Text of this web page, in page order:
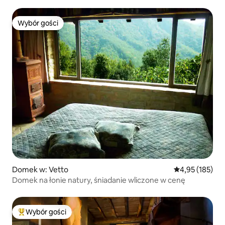
Wybór gości
Wybór gości
Domek w: Vetto Średnia
4,95 (185)
Domek na łonie natury, śniadanie wliczone w cenę
Najpopularniejsze z kategorii Wybór gości
Wybór gości